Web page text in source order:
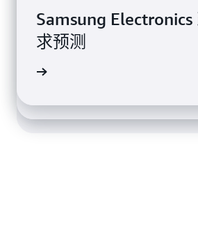
Samsung Electronics
求预测
SuccessKPI 高效地微
型，从而自动、准确
与客户的对话
BMW Group 帮助企业
学团队协作
评价